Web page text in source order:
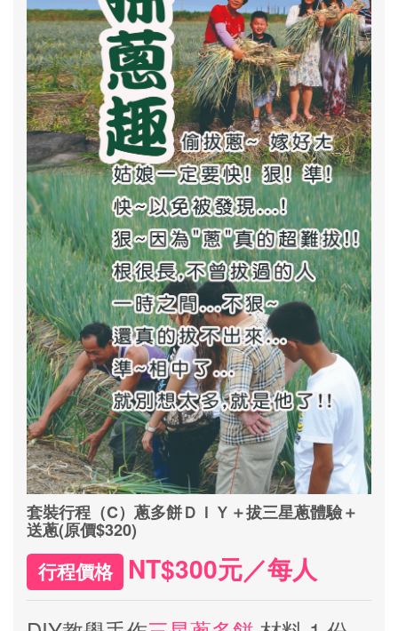
套裝行程（C）蔥多餅ＤＩＹ＋拔三星蔥體驗＋
送蔥(原價$320)
行程價格 NT$300元／每人